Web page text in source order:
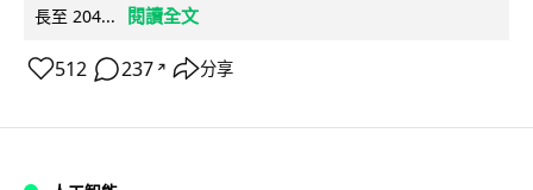
長至 204...
閱讀全文
512 237 ↗ 分享